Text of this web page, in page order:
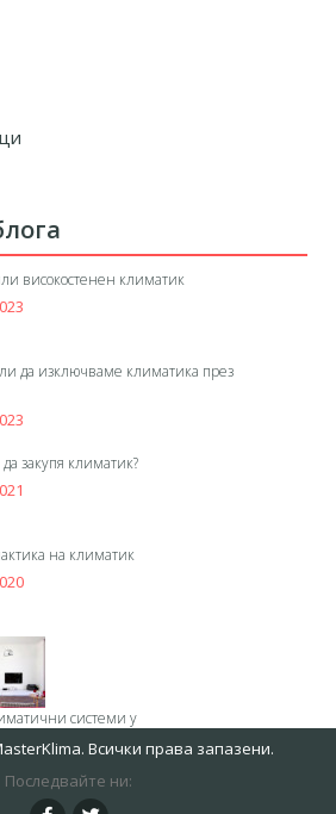
високостенен климатик
да изключваме климатика през
закупя климатик?
на климатик
системи у
Всички права запазени.
Последвайте ни: